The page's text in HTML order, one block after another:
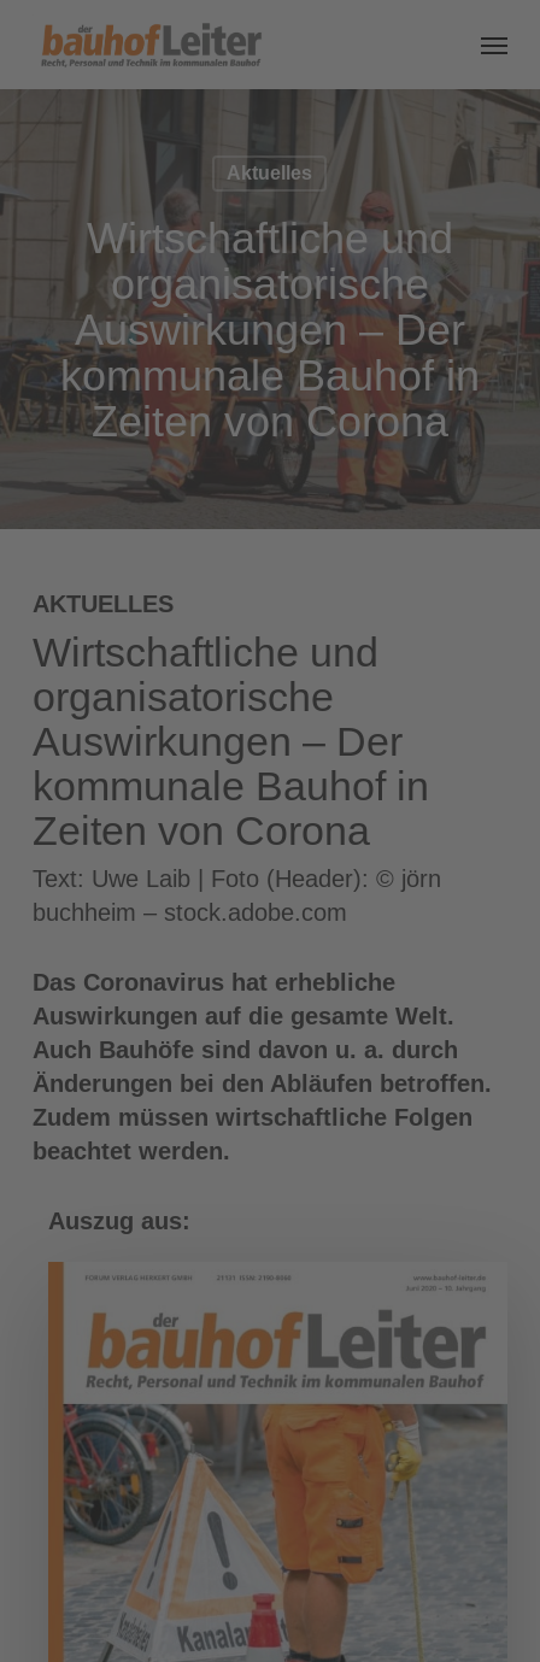
Aktuelles
Wirtschaftliche und
organisatorische
Auswirkungen – Der
kommunale Bauhof in
Zeiten von Corona
AKTUELLES
Wirtschaftliche und
organisatorische
Auswirkungen – Der
kommunale Bauhof in
Zeiten von Corona
Text: Uwe Laib | Foto (Header): © jörn
buchheim – stock.adobe.com
Das Coronavirus hat erhebliche
Auswirkungen auf die gesamte Welt.
Auch Bauhöfe sind davon u. a. durch
Änderungen bei den Abläufen betroffen.
Zudem müssen wirtschaftliche Folgen
beachtet werden.
Auszug aus: